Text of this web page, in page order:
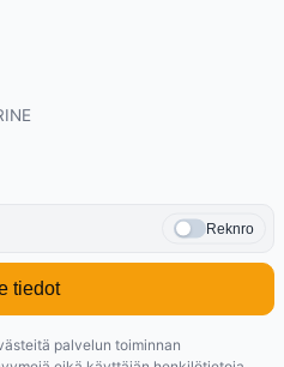
Reknro
tiedot
palvelun toiminnan